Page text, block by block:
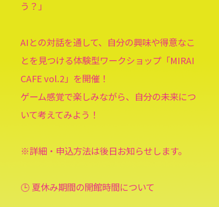
う？」
AIとの対話を通して、自分の興味や得意なこ
とを見つける体験型ワークショップ「MIRAI
CAFE vol.2」を開催！
ゲーム感覚で楽しみながら、自分の未来につ
いて考えてみよう！
※詳細・申込方法は後日お知らせします。
🕒 夏休み期間の開館時間について